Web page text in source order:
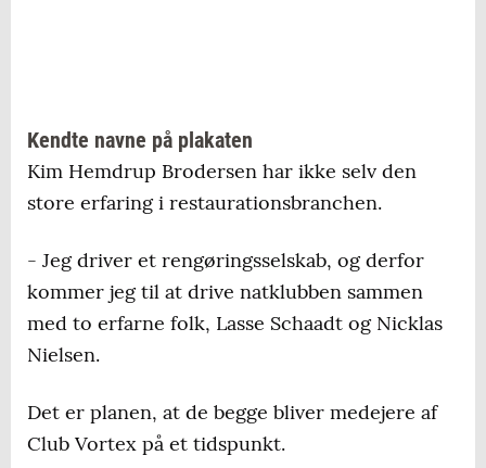
Kendte navne på plakaten
Kim Hemdrup Brodersen har ikke selv den
store erfaring i restaurationsbranchen.
- Jeg driver et rengøringsselskab, og derfor
kommer jeg til at drive natklubben sammen
med to erfarne folk, Lasse Schaadt og Nicklas
Nielsen.
Det er planen, at de begge bliver medejere af
Club Vortex på et tidspunkt.